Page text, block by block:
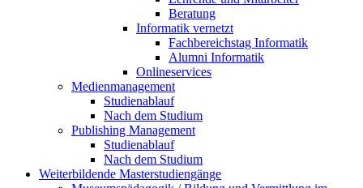
Beratung
Informatik vernetzt
Fachbereichstag Informatik
Alumni Informatik
Onlineservices
Medienmanagement
Studienablauf
Nach dem Studium
Publishing Management
Studienablauf
Nach dem Studium
Weiterbildende Masterstudiengänge